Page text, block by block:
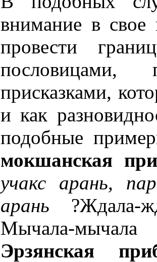
внимание в
провести
пословицами,
присказками,
и как
подобные
мокшанская
учакс арань,
арань ?Ждала-
Мычала-
Эрзянская